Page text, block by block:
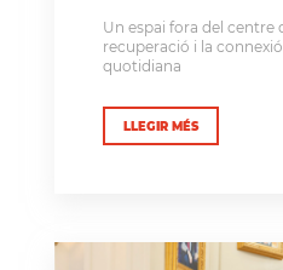
Un espai fora del centre
recuperació i la
quotidiana
LLEGIR MÉS